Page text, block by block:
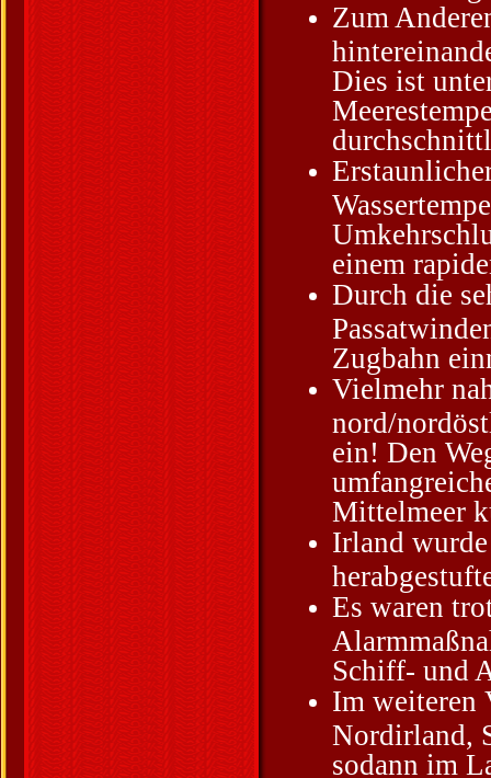
Zum
Dies ist
einem
Durch die
Zugbahn
Vielmehr
nord/
ein! Den
Mittelmeer
Irland
Es waren
Schiff- und
Im weiteren
Nordirland,
sodann im